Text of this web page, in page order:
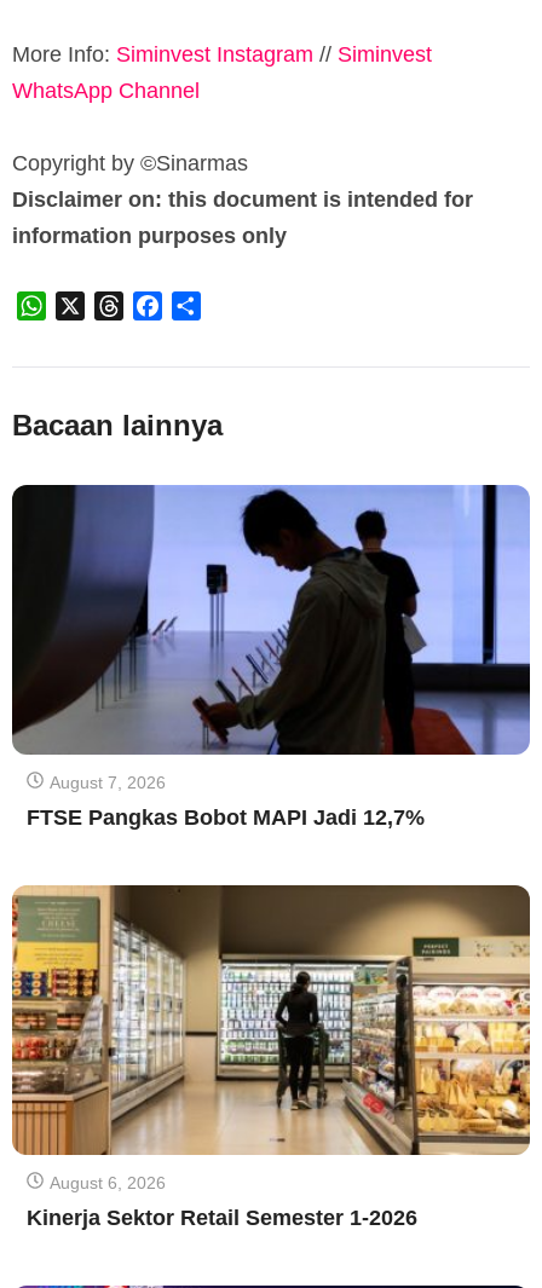
More Info: Siminvest Instagram // Siminvest
WhatsApp Channel
Copyright by ©️Sinarmas
Disclaimer on: this document is intended for
information purposes only
WhatsApp ThreadsFacebook
Bacaan lainnya
August 7, 2026
FTSE Pangkas Bobot MAPI Jadi 12,7%
August 6, 2026
Kinerja Sektor Retail Semester 1-2026